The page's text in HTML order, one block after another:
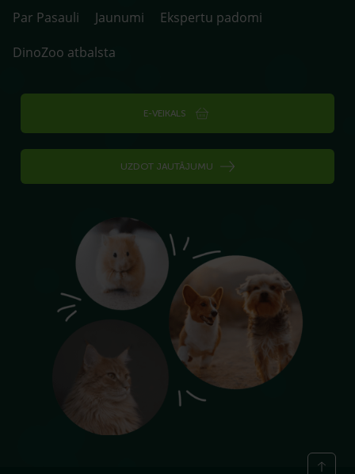
Par Pasauli
Jaunumi
Ekspertu padomi
DinoZoo atbalsta
E-VEIKALS
UZDOT JAUTĀJUMU